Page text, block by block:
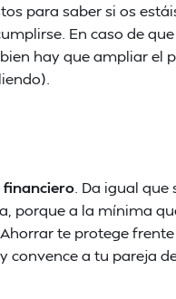
para saber si os
En caso de
hay que ampliar el
financiero . Da igual
porque a la mínima
te protege
convence a tu pareja